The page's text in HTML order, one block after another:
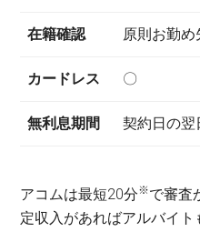
在籍確認 原則お勤め
カードレス 〇
無利息期間 契約日の翌
アコムは最短20分※で審査
定収入があればアルバイ